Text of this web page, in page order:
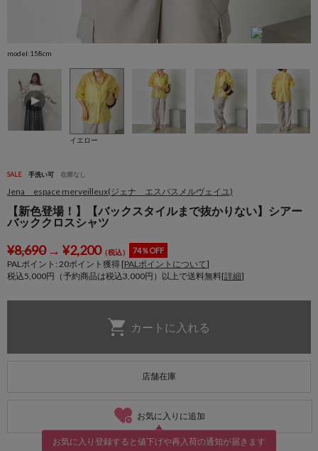
model:158cm
イエロー
SALE 手洗い可 在庫なし
Jena espace merveilleux(ジェナ エスパスメルヴェイユ)
【新色登場！】【バックスタイルまで抜かりない】シアー
バッククロスシャツ
¥8,690→ ¥2,200（税込） 74％OFF
PALポイント: 20ポイント獲得 [PALポイントについて]
税込5,000円（予約商品は税込3,000円）以上で送料無料[詳細]
店舗在庫
お気に入りに追加
お気に入り登録すると値下げや再入荷の通知が届きます